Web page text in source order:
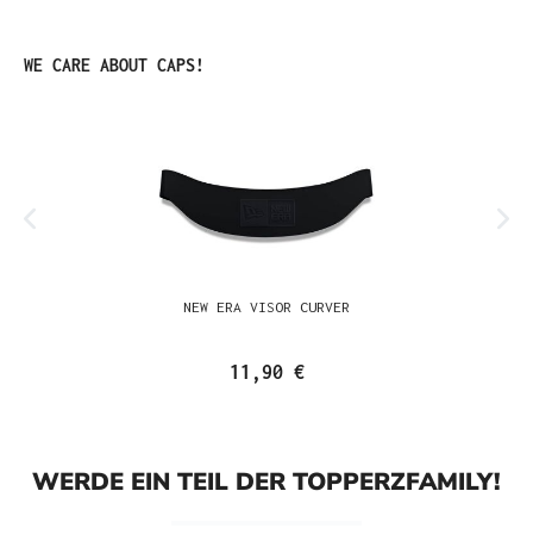
Produktgalerie überspringen
WE CARE ABOUT CAPS!
NEW ERA VISOR CURVER
11,90 €
WERDE EIN TEIL DER TOPPERZFAMILY!